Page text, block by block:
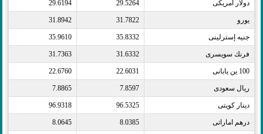
دولار أمريكى​ 29.5264
29.6194
يورو​ 31.7822
31.8942
جنيه إسترلينى​ 35.8332
35.9610
فرنك سويسرى​ 31.6332
31.7363
100 ين يابانى​ 22.6031
22.6760
ريال سعودى​ 7.8597
7.8865
دينار كويتى​ 96.5325
96.9318
درهم اماراتى​ 8.0385
8.0645